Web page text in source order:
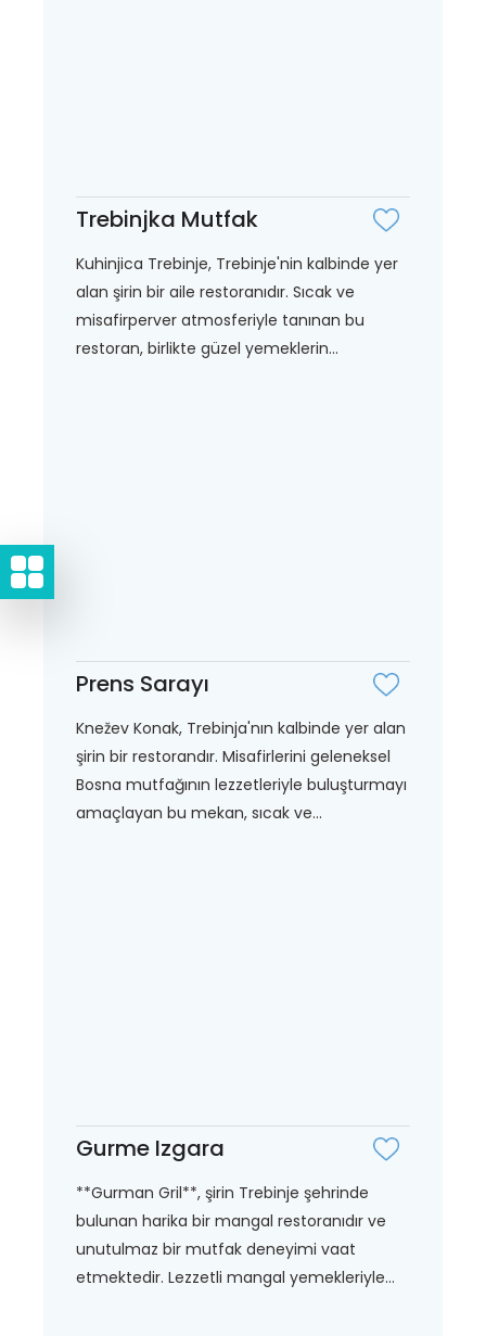
Trebinjka Mutfak
Kuhinjica Trebinje, Trebinje'nin kalbinde yer
alan şirin bir aile restoranıdır. Sıcak ve
misafirperver atmosferiyle tanınan bu
restoran, birlikte güzel yemeklerin...
Prens Sarayı
Knežev Konak, Trebinja'nın kalbinde yer alan
şirin bir restorandır. Misafirlerini geleneksel
Bosna mutfağının lezzetleriyle buluşturmayı
amaçlayan bu mekan, sıcak ve...
Gurme Izgara
**Gurman Gril**, şirin Trebinje şehrinde
bulunan harika bir mangal restoranıdır ve
unutulmaz bir mutfak deneyimi vaat
etmektedir. Lezzetli mangal yemekleriyle...